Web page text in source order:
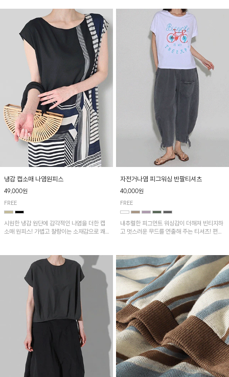
냉감 캡소매 나염원피스
49,000원
FREE
시원한 냉감 원단에 감각적인 나염을 더한 캡
소매 원피스! 가볍고 찰랑이는 소재감으로 쾌
자전거나염 피그워싱 반팔티셔츠
40,000원
FREE
내추럴한 피그먼트 워싱감이 더해져 빈티지하
고 멋스러운 무드를 연출해 주는 티셔츠! 편안